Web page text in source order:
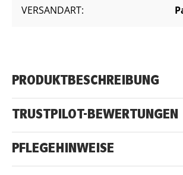
VERSANDART:
PRODUKTBESCHREIBUNG
TRUSTPILOT-BEWERTUNGEN
PFLEGEHINWEISE